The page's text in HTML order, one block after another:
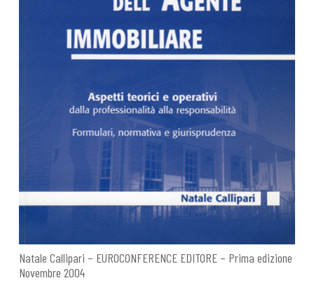
Natale Callipari – EUROCONFERENCE EDITORE – Prima edizione
Novembre 2004